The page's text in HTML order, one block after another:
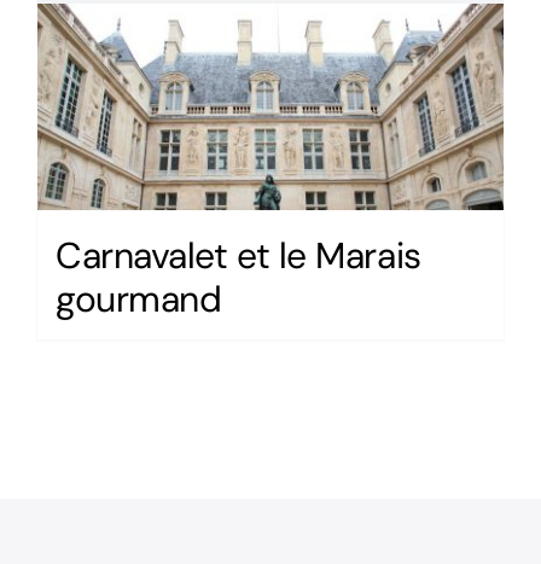
Carnavalet et le Marais
gourmand